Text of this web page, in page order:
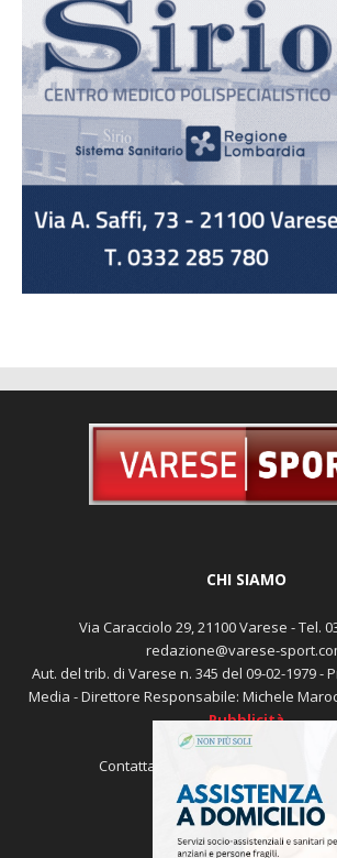
CHI SIAMO
Via Caracciolo 29, 21100 Varese - Tel.
redazione@varese-
Aut. del trib. di Varese n. 345 del 09-02-1979 -
Media - Direttore Responsabile: Michele
Pubblicità
Contattaci: redazione@varese-
SEGUICI